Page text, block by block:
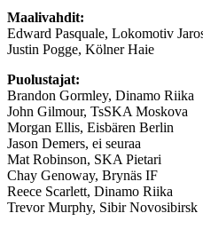
Maalivahdit:
Edward Pasquale, Lokomotiv
Justin Pogge, Kölner Haie
Puolustajat:
Brandon Gormley, Dinamo Riika
John Gilmour, TsSKA Moskova
Morgan Ellis, Eisbären Berlin
Jason Demers, ei seuraa
Mat Robinson, SKA Pietari
Chay Genoway, Brynäs IF
Reece Scarlett, Dinamo Riika
Trevor Murphy, Sibir Novosibirsk